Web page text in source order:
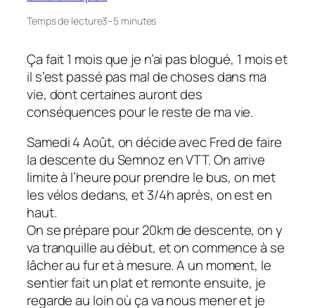
Temps de lecture3–5 minutes
Ça fait 1 mois que je n’ai pas blogué, 1 mois et
il s’est passé pas mal de choses dans ma
vie, dont certaines auront des
conséquences pour le reste de ma vie.
Samedi 4 Août, on décide avec Fred de faire
la descente du Semnoz en VTT. On arrive
limite à l’heure pour prendre le bus, on met
les vélos dedans, et 3/4h après, on est en
haut.
On se prépare pour 20km de descente, on y
va tranquille au début, et on commence à se
lâcher au fur et à mesure. A un moment, le
sentier fait un plat et remonte ensuite, je
regarde au loin où ça va nous mener et je